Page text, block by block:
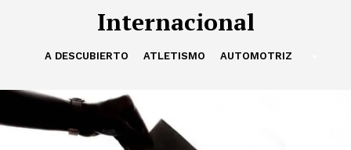
Internacional
A DESCUBIERTO ATLETISMO AUTOMOTRIZ